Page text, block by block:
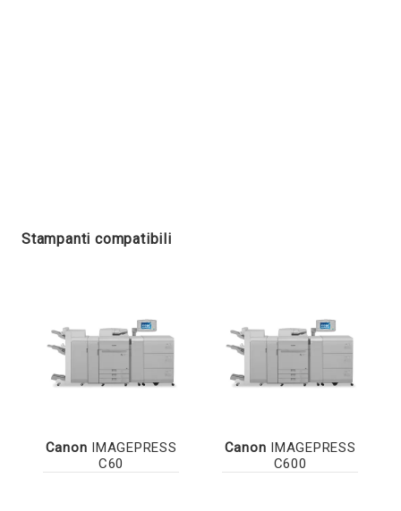
Stampanti compatibili
Canon IMAGEPRESS
C60
Canon IMAGEPRESS
C600